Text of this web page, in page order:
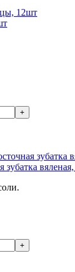
+
+